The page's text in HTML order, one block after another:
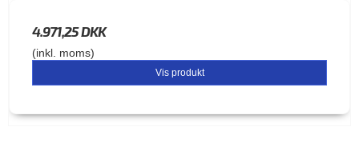
4.971,25 DKK
(inkl. moms)
Vis produkt